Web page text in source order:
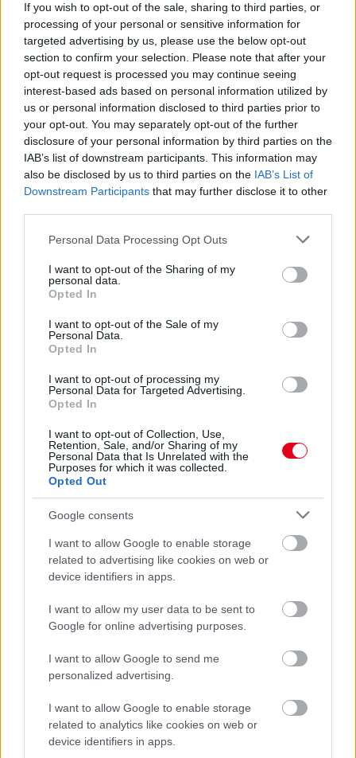
If you wish to opt-out of the sale, sharing to third parties, or
processing of your personal or sensitive information for
targeted advertising by us, please use the below opt-out
section to confirm your selection. Please note that after your
opt-out request is processed you may continue seeing
interest-based ads based on personal information utilized by
us or personal information disclosed to third parties prior to
your opt-out. You may separately opt-out of the further
disclosure of your personal information by third parties on the
IAB’s list of downstream participants. This information may
also be disclosed by us to third parties on the IAB’s List of
Downstream Participants that may further disclose it to other
Please note that this website/app uses one or more Google
not limited to your visit or usage behaviour. You may click to
grant or deny consent to Google and its third-party tags to
use your data for below specified purposes in below Google
consent section.
Personal Data Processing Opt Outs
I want to opt-out of the Sharing of my
personal data.
Opted In
I want to opt-out of the Sale of my
Personal Data.
Opted In
I want to opt-out of processing my
Personal Data for Targeted Advertising.
Opted In
I want to opt-out of Collection, Use,
Retention, Sale, and/or Sharing of my
Personal Data that Is Unrelated with the
Purposes for which it was collected.
Opted Out
Google consents
I want to allow Google to enable storage
related to advertising like cookies on web or
device identifiers in apps.
I want to allow my user data to be sent to
Google for online advertising purposes.
I want to allow Google to send me
personalized advertising.
I want to allow Google to enable storage
related to analytics like cookies on web or
device identifiers in apps.
2 napja
Megvan, mikor kezdődik az F1-es Bahreini Nagydíj
Malajziában
2 napja
Ilyen lehet a jövő F1-es szabályrendszere Domenicali
szerint
3 napja
Újabb korábbi F2-es bajnok folytatja a Formula-E-ben